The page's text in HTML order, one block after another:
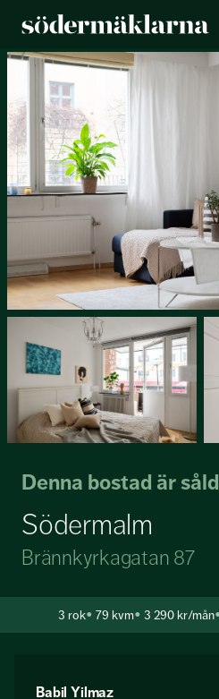
Denna bostad är såld
Brännkyrkagatan 87
Södermalm
3 rok 79 kvm 3 290 kr/mån
Babil Yilmaz